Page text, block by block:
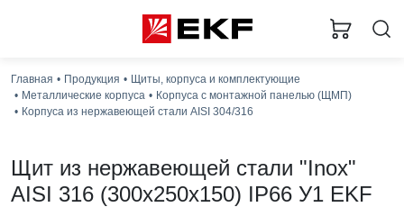
Главная Продукция
Щиты, корпуса и комплектующие
Металлические корпуса
Корпуса с монтажной панелью (ЩМП)
Корпуса из нержавеющей стали AISI 304/316
Щит из нержавеющей стали "Inox"
AISI 316 (300x250x150) IP66 У1 EKF